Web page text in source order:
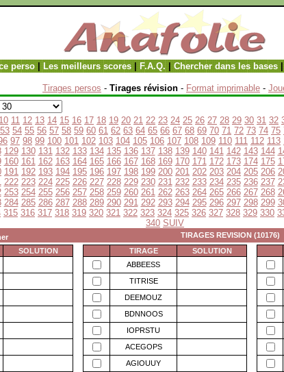
perso| Les meilleurs scores| F.A.Q. Chercher dans les bases|
Tirages persos - Tirages révision - Format imprimable -
10 11 12 13 14 15 16 17 18 19 20 21 22 23 24 25 26 27 28 29 30 31 32
53 54 55 56 57 58 59 60 61 62 63 64 65 66 67 68 69 70 71 72 73 74 75
97 98 99 100 101 102 103 104 105 106 107 108 109 110 111 112 113
129 130 131 132 133 134 135 136 137 138 139 140 141 142 143 144
160 161 162 163 164 165 166 167 168 169 170 171 172 173 174 175
191 192 193 194 195 196 197 198 199 200 201 202 203 204 205 206
222 223 224 225 226 227 228 229 230 231 232 233 234 235 236 237
253 254 255 256 257 258 259 260 261 262 263 264 265 266 267 268
284 285 286 287 288 289 290 291 292 293 294 295 296 297 298 299
315 316 317 318 319 320 321 322 323 324 325 326 327 328 329 330
340 SUIV
TIRAGES REVISION (10176)
SOLUTION
TIRAGE
SOLUTION
ABBEESS
TITRISE
DEEMOUZ
BDNNOOS
IOPRSTU
ACEGOPS
AGIOUUY